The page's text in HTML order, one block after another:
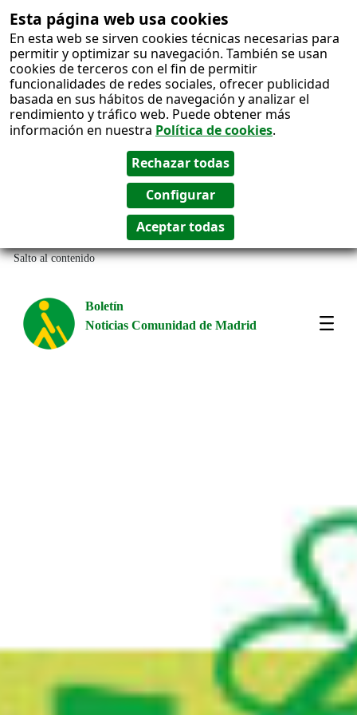
Esta página web usa cookies
En esta web se sirven cookies técnicas necesarias para
permitir y optimizar su navegación. También se usan
cookies de terceros con el fin de permitir
funcionalidades de redes sociales, ofrecer publicidad
basada en sus hábitos de navegación y analizar el
rendimiento y tráfico web. Puede obtener más
información en nuestra Política de cookies.
Salto al contenido
Boletín
Noticias Comunidad de Madrid